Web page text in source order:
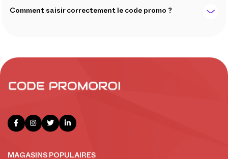
Comment saisir correctement le code promo ?
MAGASINS POPULAIRES